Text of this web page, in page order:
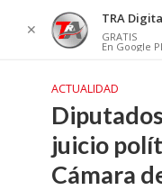
ACTUALIDAD
juicio
Cámara
✕
TRA
GRATIS
En Google